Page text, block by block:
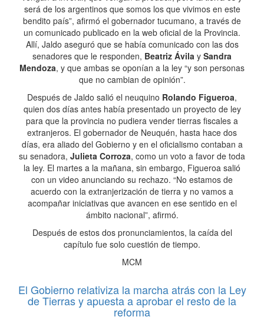
será de los argentinos que somos los que vivimos en este
bendito país”, afirmó el gobernador tucumano, a través de
un comunicado publicado en la web oficial de la Provincia.
Allí, Jaldo aseguró que se había comunicado con las dos
senadores que le responden, Beatriz Ávila y Sandra
Mendoza, y que ambas se oponían a la ley “y son personas
que no cambian de opinión”.
Después de Jaldo salió el neuquino Rolando Figueroa,
quien dos días antes había presentado un proyecto de ley
para que la provincia no pudiera vender tierras fiscales a
extranjeros. El gobernador de Neuquén, hasta hace dos
días, era aliado del Gobierno y en el oficialismo contaban a
su senadora, Julieta Corroza, como un voto a favor de toda
la ley. El martes a la mañana, sin embargo, Figueroa salió
con un video anunciando su rechazo. “No estamos de
acuerdo con la extranjerización de tierra y no vamos a
acompañar iniciativas que avancen en ese sentido en el
ámbito nacional”, afirmó.
Después de estos dos pronunciamientos, la caída del
capítulo fue solo cuestión de tiempo.
MCM
El Gobierno relativiza la marcha atrás con la Ley
de Tierras y apuesta a aprobar el resto de la
reforma